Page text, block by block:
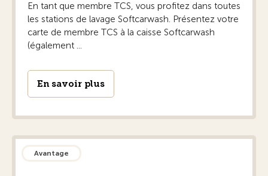
En tant que membre TCS, vous profitez dans toutes
les stations de lavage Softcarwash. Présentez votre
carte de membre TCS à la caisse Softcarwash
(également ...
En savoir plus
Avantage